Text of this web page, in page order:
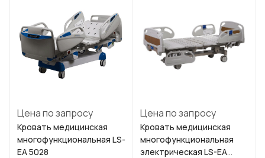
Цена по запросу
Кровать медицинская
многофункциональная LS-
EA 5028
Цена по запросу
Кровать медицинская
многофункциональная
электрическая LS-EA